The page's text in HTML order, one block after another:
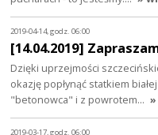
2019-04-14, godz. 06:00
[14.04.2019]
Dzięki uprzejmości
okazję popłynąć statkiem
"betonowca" i z powrotem…
2019-03-17, godz. 06:00